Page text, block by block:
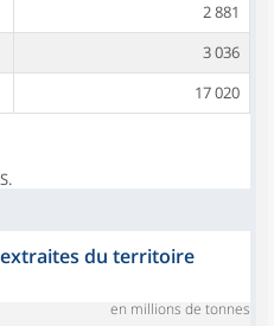
2 881
3 036
17 020
du territoire
en millions de tonnes